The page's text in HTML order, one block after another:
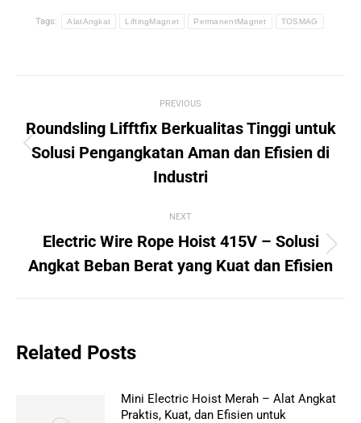
Tags: AlatAngkat LiftingMagnet PermanentMagnet TOSMAG
PREVIOUS
Previous
Roundsling Lifftfix Berkualitas Tinggi untuk
Solusi Pengangkatan Aman dan Efisien di
Industri
NEXT
Next
post:
Electric Wire Rope Hoist 415V – Solusi
Angkat Beban Berat yang Kuat dan Efisien
Related Posts
Mini Electric Hoist Merah – Alat Angkat
Praktis, Kuat, dan Efisien untuk